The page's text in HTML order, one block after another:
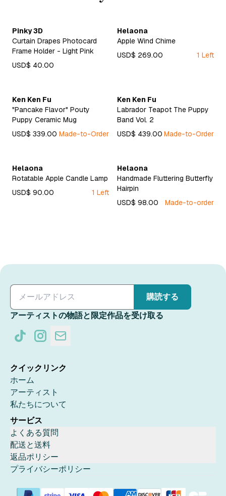
Pinky 3D
Curtain Drapes Photocard
Frame Holder - Light Pink
USD$ 40.00
Helaona
Apple Wind Chime
USD$ 269.00
1 Left
Ken Ken Fu
"Pancake Flavor" Pouty
Puppy Ceramic Mug
USD$ 339.00 Made-to-Order
Ken Ken Fu
Labrador Teapot The Puppy
Band Vol. 2
USD$ 439.00 Made-to-Order
Helaona
Rotatable Apple Candle Lamp
USD$ 90.00
1 Left
Helaona
Handmade Fluttering Butterfly
Hairpin
USD$ 98.00
Made-to-order
購読する
アーティストの物語と限定作品を受け取る
クイックリンク
ホーム
アーティスト
私たちについて
サービス
よくある質問
配送と送料
返品ポリシー
プライバシーポリシー